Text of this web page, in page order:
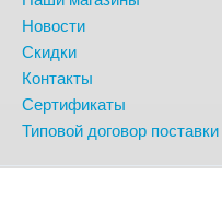
Новости
Скидки
Контакты
Сертификаты
Типовой договор поставки